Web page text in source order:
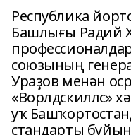
Республика
Башлығы Радий
союзының
Ураҙов менән
«Ворлдскиллс»
уҡ
стандарты